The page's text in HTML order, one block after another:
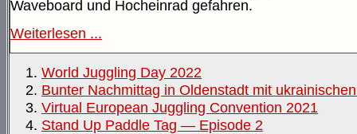
Waveboard und Hocheinrad gefahren.
Weiterlesen ...
World Juggling Day 2022
Bunter Nachmittag in Oldenstadt mit
Virtual European Juggling Convention 2021
Stand Up Paddle Tag — Episode 2